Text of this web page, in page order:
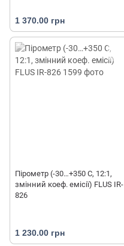
1 370.00 грн
Пірометр (-30…+350 С, 12:1,
змінний коеф. емісії) FLUS IR-
826
1 230.00 грн